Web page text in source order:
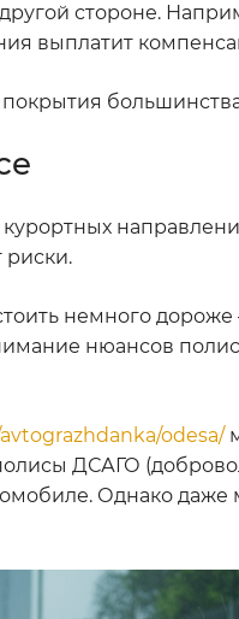
стороне.
выплатит
риски.
немного
нюансов
odesa/
ДСАГО
Однако